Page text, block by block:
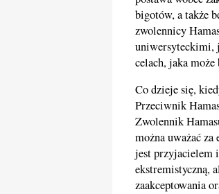
bigotów, a także
zwolennicy
uniwersyteckimi,
celach, jaka
Co dzieje się,
Przeciwnik
Zwolennik
można uważać
jest przyjacielem
ekstremistyczną,
zaakceptowania